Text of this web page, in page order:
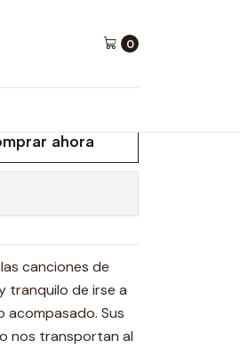
0
ahora
canciones de
tranquilo de irse a
acompasado. Sus
nos transportan al